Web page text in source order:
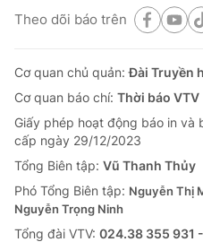
Theo dõi báo trên
Cơ quan chủ quản:Đài Truyền
Cơ quan báo chí: Thời báo VTV
Giấy phép hoạt động báo in và
cấp ngày 29/12/2023
Tổng Biên tập: Vũ Thanh Thủy
Phó Tổng Biên tập: Nguyễn Thị
Nguyễn Trọng Ninh
Tổng đài VTV: 024.38 355 931